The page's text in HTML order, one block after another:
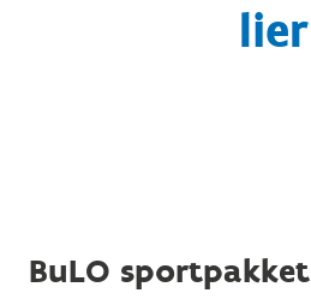
lier
BuLO sportpakket